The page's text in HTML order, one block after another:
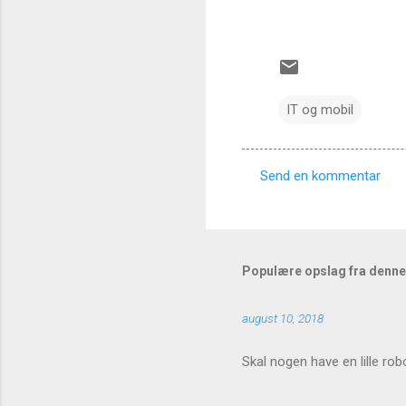
IT og mobil
m
n
Send en kommentar
Populære opslag fra
august 10, 2018
Skal nogen have en lille